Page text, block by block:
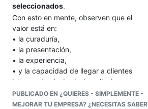
seleccionados.
Con esto en mente, observen que el
valor está en:
• la curaduría,
• la presentación,
• la experiencia,
• y la capacidad de llegar a clientes
interesados (sobretodo online).
Si aplica estas mejoras, podrán:
• aumentar su margen por pieza,
PUBLICADO EN ¿QUIERES - SIMPLEMENTE -
MEJORAR TU EMPRESA? ¿NECESITAS SABER